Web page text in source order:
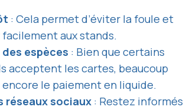
: Cela permet d’éviter la foule et
facilement aux stands.
espèces : Bien que certains
acceptent les cartes, beaucoup
le paiement en liquide.
réseaux sociaux : Restez informés